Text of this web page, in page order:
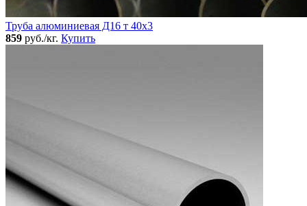
Труба алюминиевая Д16 т 40х3
859 руб./кг. Купить